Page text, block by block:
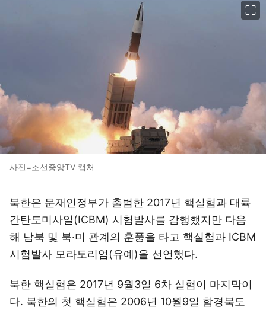
사진=조선중앙TV 캡처
북한은 문재인정부가 출범한 2017년 핵실험과 대륙
간탄도미사일(ICBM) 시험발사를 감행했지만 다음
해 남북 및 북·미 관계의 훈풍을 타고 핵실험과 ICBM
시험발사 모라토리엄(유예)을 선언했다.
북한 핵실험은 2017년 9월3일 6차 실험이 마지막이
다. 북한의 첫 핵실험은 2006년 10월9일 함경북도